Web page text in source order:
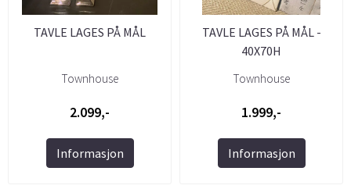
TAVLE LAGES PÅ MÅL
Townhouse
2.099,-
Informasjon
TAVLE LAGES PÅ MÅL -
40X70H
Townhouse
1.999,-
Informasjon